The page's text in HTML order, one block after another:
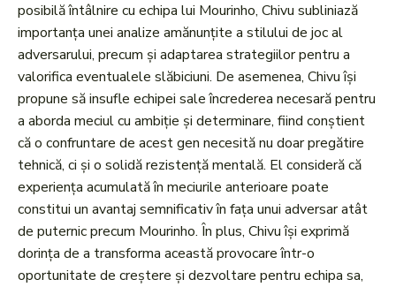
posibilă întâlnire cu echipa lui Mourinho, Chivu subliniază
importanța unei analize amănunțite a stilului de joc al
adversarului, precum și adaptarea strategiilor pentru a
valorifica eventualele slăbiciuni. De asemenea, Chivu își
propune să insufle echipei sale încrederea necesară pentru
a aborda meciul cu ambiție și determinare, fiind conștient
că o confruntare de acest gen necesită nu doar pregătire
tehnică, ci și o solidă rezistență mentală. El consideră că
experiența acumulată în meciurile anterioare poate
constitui un avantaj semnificativ în fața unui adversar atât
de puternic precum Mourinho. În plus, Chivu își exprimă
dorința de a transforma această provocare într-o
oportunitate de creștere și dezvoltare pentru echipa sa,